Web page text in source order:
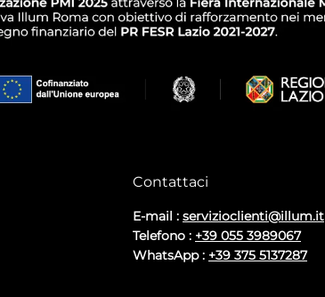
Contattaci
E-mail : servizioclienti@illum.it
Telefono : +39 055 3989067
WhatsApp : +39 375 5137287